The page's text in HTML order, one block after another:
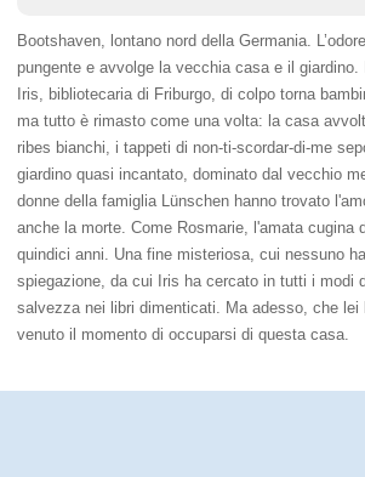
Bootshaven, lontano nord della Germania.
pungente e avvolge la vecchia casa e il
Iris, bibliotecaria di Friburgo, di colpo torna
ma tutto è rimasto come una volta: la casa
ribes bianchi, i tappeti di non-ti-scordar-di-me
giardino quasi incantato, dominato dal vecchio
donne della famiglia Lünschen hanno trovato
anche la morte. Come Rosmarie, l'amata cugina
quindici anni. Una fine misteriosa, cui nessuno
spiegazione, da cui Iris ha cercato in tutti i modi
salvezza nei libri dimenticati. Ma adesso, che lei
venuto il momento di occuparsi di questa casa.